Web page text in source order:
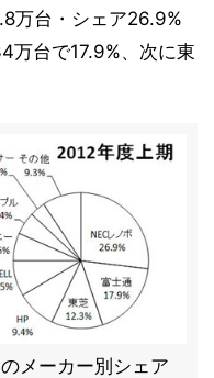
万台・シェア26.9%
万台で17.9%、次に東
メーカー別シェア